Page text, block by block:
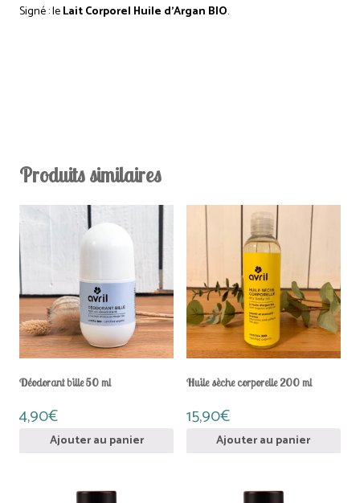
Signé : leLait Corporel Huile d’Argan BIO.
Produits similaires
Déodorant bille 50 ml
4,90€
Ajouter au panier
Huile sèche corporelle 200 ml
15,90€
Ajouter au panier